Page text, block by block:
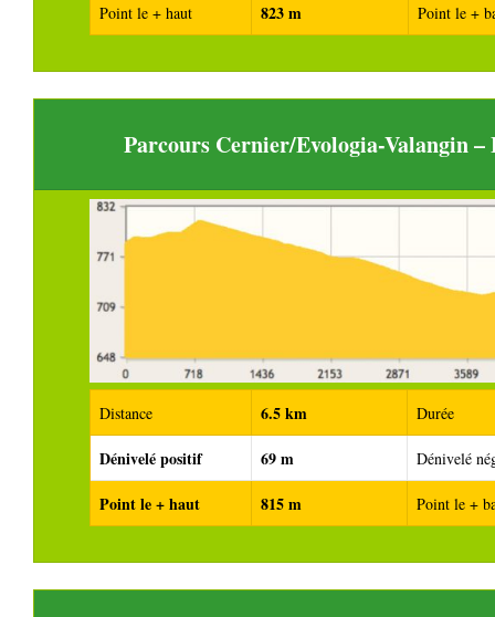
Point le + haut 823 m Point le +
Parcours Cernier/Evologia-Valangin
Distance 6.5 km Durée
Dénivelé positif 69 m Dénivelé
Point le + haut 815 m Point le +